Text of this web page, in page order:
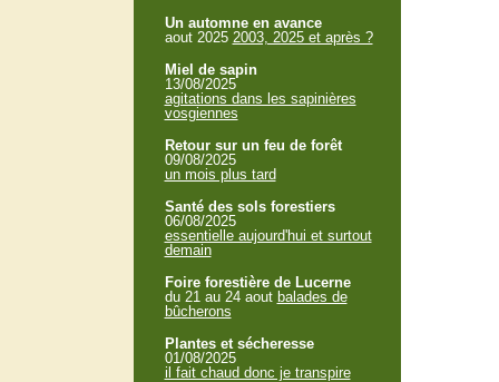
Un automne en avance
aout 2025 2003, 2025 et après ?
Miel de sapin
13/08/2025
agitations dans les sapinières
vosgiennes
Retour sur un feu de forêt
09/08/2025
un mois plus tard
Santé des sols forestiers
06/08/2025
essentielle aujourd'hui et surtout
demain
Foire forestière de Lucerne
du 21 au 24 aout balades de
bûcherons
Plantes et sécheresse
01/08/2025
il fait chaud donc je transpire